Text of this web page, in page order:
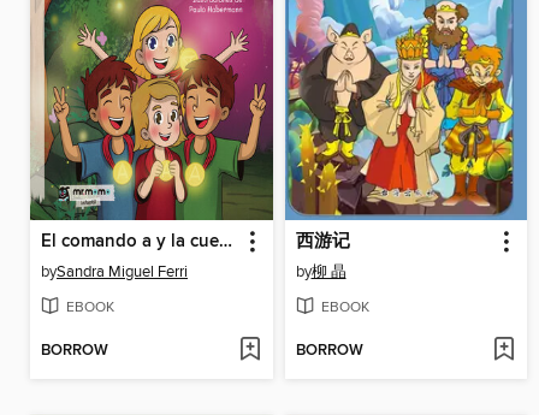
El comando a y la cueva del eco mágico
bySandra Miguel Ferri
EBOOK
BORROW
西游记
by柳 晶
EBOOK
BORROW